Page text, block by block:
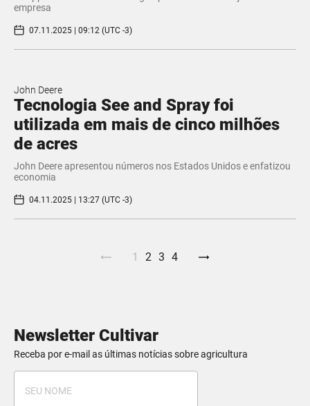
empresa
07.11.2025 | 09:12 (UTC -3)
John Deere
Tecnologia See and Spray foi
utilizada em mais de cinco milhões
de acres
John Deere apresentou números nos Estados Unidos e enfatizou
economia
04.11.2025 | 13:27 (UTC -3)
1 2 3 4
Newsletter Cultivar
Receba por e-mail as últimas notícias sobre agricultura